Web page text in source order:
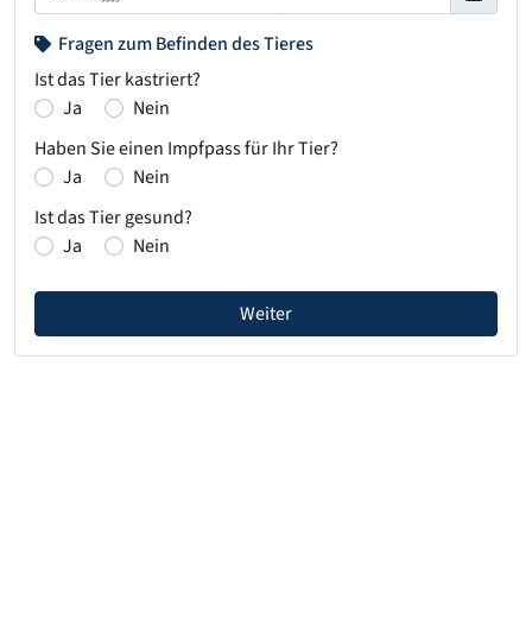
Fragen zum Befinden des Tieres
Ist das Tier kastriert?
Ja
Nein
Haben Sie einen Impfpass für Ihr Tier?
Ja
Nein
Ist das Tier gesund?
Ja
Nein
Weiter